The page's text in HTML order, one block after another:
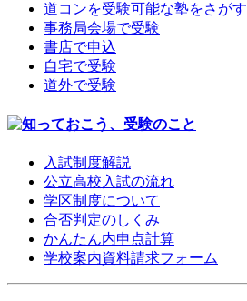
道コンを受験可能な塾をさがす
事務局会場で受験
書店で申込
自宅で受験
道外で受験
入試制度解説
公立高校入試の流れ
学区制度について
合否判定のしくみ
かんたん内申点計算
学校案内資料請求フォーム